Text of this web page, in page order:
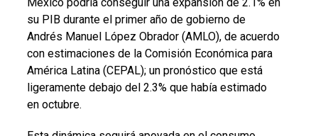
su PIB durante el primer año de gobierno de
Andrés Manuel López Obrador (AMLO), de acuerdo
con estimaciones de la Comisión Económica para
América Latina (CEPAL); un pronóstico que está
ligeramente debajo del 2.3% que había estimado
en octubre.